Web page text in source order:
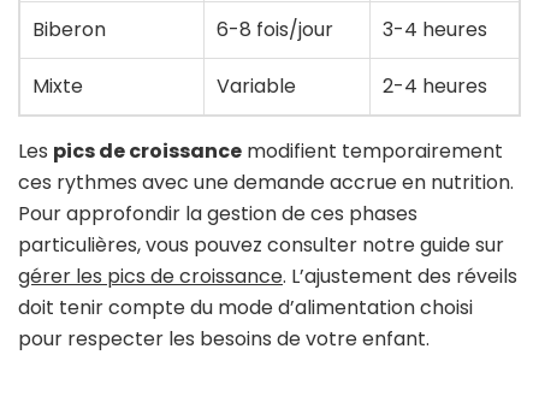
Biberon 6-8 fois/jour 3-4 heures
Mixte Variable 2-4 heures
Les pics de croissance modifient temporairement
ces rythmes avec une demande accrue en nutrition.
Pour approfondir la gestion de ces phases
particulières, vous pouvez consulter notre guide sur
gérer les pics de croissance. L’ajustement des réveils
doit tenir compte du mode d’alimentation choisi
pour respecter les besoins de votre enfant.